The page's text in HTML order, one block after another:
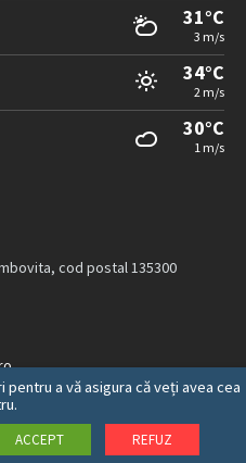
31°C
3 m/s
34°C
2 m/s
30°C
1 m/s
cod postal 135300
a vă asigura că veți avea cea
ACCEPT REFUZ